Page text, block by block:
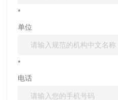
*
单位
*
电话